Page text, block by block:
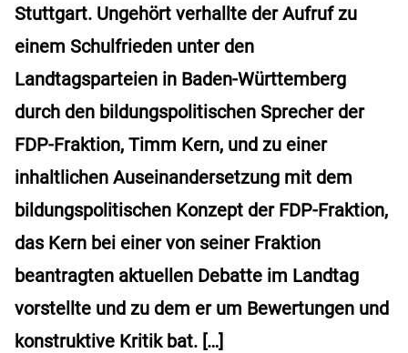
Stuttgart. Ungehört verhallte der Aufruf zu
einem Schulfrieden unter den
Landtagsparteien in Baden-Württemberg
durch den bildungspolitischen Sprecher der
FDP-Fraktion, Timm Kern, und zu einer
inhaltlichen Auseinandersetzung mit dem
bildungspolitischen Konzept der FDP-Fraktion,
das Kern bei einer von seiner Fraktion
beantragten aktuellen Debatte im Landtag
vorstellte und zu dem er um Bewertungen und
konstruktive Kritik bat. […]